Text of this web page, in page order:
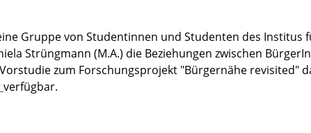
Gruppe von Studentinnen und Studenten des Institus
Strüngmann (M.A.) die Beziehungen zwischen
zum Forschungsprojekt "Bürgernähe revisited"
verfügbar.